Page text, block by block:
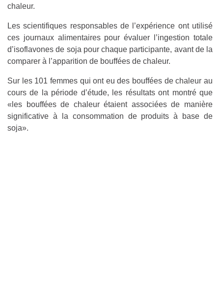
chaleur.
Les scientifiques responsables de l’expérience ont utilisé
ces journaux alimentaires pour évaluer l’ingestion totale
d’isoflavones de soja pour chaque participante, avant de la
comparer à l’apparition de bouffées de chaleur.
Sur les 101 femmes qui ont eu des bouffées de chaleur au
cours de la période d’étude, les résultats ont montré que
«les bouffées de chaleur étaient associées de manière
significative à la consommation de produits à base de
soja».